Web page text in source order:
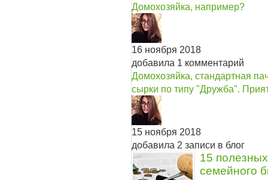
Домохозяйка, например?
16 ноября 2018
добавила 1 комментарий
Домохозяйка, стандартная
сырки по типу "Дружба".
15 ноября 2018
добавила 2 записи в блог
15
семейного